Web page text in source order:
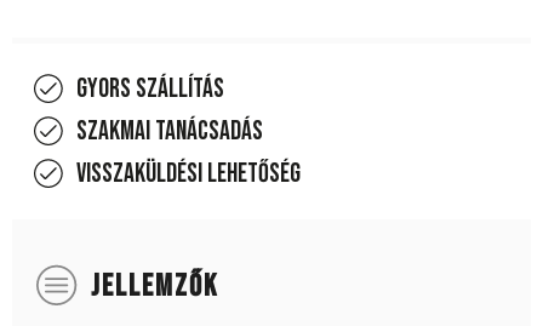
Gyors szállítás
Szakmai tanácsadás
Visszaküldési lehetőség
JELLEMZŐK